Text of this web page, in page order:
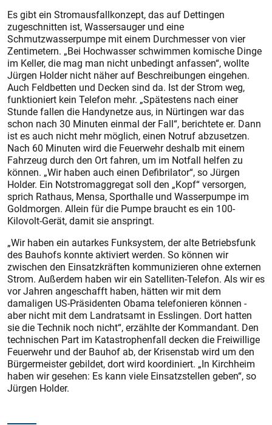
Es gibt ein Stromausfallkonzept, das auf Dettingen
zugeschnitten ist, Wassersauger und eine
Schmutzwasserpumpe mit einem Durchmesser von vier
Zentimetern. „Bei Hochwasser schwimmen komische Dinge
im Keller, die mag man nicht unbedingt anfassen“, wollte
Jürgen Holder nicht näher auf Beschreibungen eingehen.
Auch Feldbetten und Decken sind da. Ist der Strom weg,
funktioniert kein Telefon mehr. „Spätestens nach einer
Stunde fallen die Handynetze aus, in Nürtingen war das
schon nach 30 Minuten einmal der Fall“, berichtete er. Dann
ist es auch nicht mehr möglich, einen Notruf abzusetzen.
Nach 60 Minuten wird die Feuerwehr deshalb mit einem
Fahrzeug durch den Ort fahren, um im Notfall helfen zu
können. „Wir haben auch einen Defibrilator“, so Jürgen
Holder. Ein Notstromaggregat soll den „Kopf“ versorgen,
sprich Rathaus, Mensa, Sporthalle und Wasserpumpe im
Goldmorgen. Allein für die Pumpe braucht es ein 100-
Kilovolt-Gerät, damit sie anspringt.
„Wir haben ein autarkes Funksystem, der alte Betriebsfunk
des Bauhofs konnte aktiviert werden. So können wir
zwischen den Einsatzkräften kommunizieren ohne externen
Strom. Außerdem haben wir ein Satelliten-Telefon. Als wir es
vor Jahren angeschafft haben, hätten wir mit dem
damaligen US-Präsidenten Obama telefonieren können -
aber nicht mit dem Landratsamt in Esslingen. Dort hatten
sie die Technik noch nicht“, erzählte der Kommandant. Den
technischen Part im Katastrophenfall decken die Freiwillige
Feuerwehr und der Bauhof ab, der Krisenstab wird um den
Bürgermeister gebildet, dort wird koordiniert. „In Kirchheim
haben wir gesehen: Es kann viele Einsatzstellen geben“, so
Jürgen Holder.